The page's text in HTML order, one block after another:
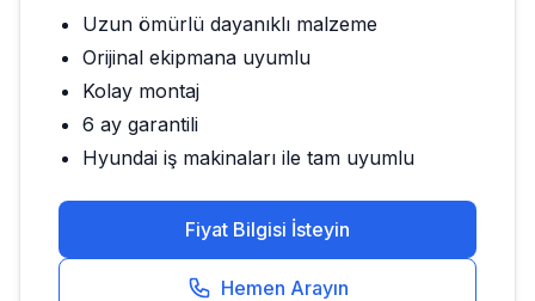
Uzun ömürlü dayanıklı malzeme
Orijinal ekipmana uyumlu
Kolay montaj
6 ay garantili
Hyundai iş makinaları ile tam uyumlu
Fiyat Bilgisi İsteyin
Hemen Arayın